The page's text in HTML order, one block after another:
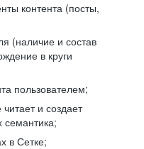
контента (посты,
(наличие и состав
в круги
пользователем;
и создает
семантика;
в Сетке;